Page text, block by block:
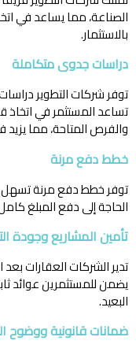
الصناعة، مما يساعد في
بالاستثمار.
دراسات جدوى متكاملة
توفر شركات التطوير
تساعد المستثمر في اتخاذ
والفرص المتاحة، مما
خطط دفع مرنة
توفر خطط دفع مرنة
الحاجة إلى دفع المبلغ
تأمين المشاريع وجودة
تدير الشركات العقارات
يضمن للمستثمرين عوائد
البعيد.
ضمانات قانونية ووضوح